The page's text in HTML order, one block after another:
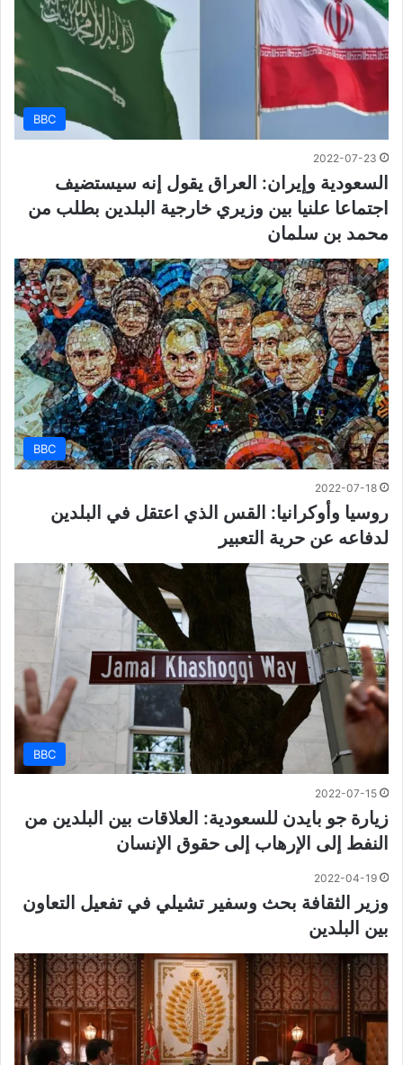
BBC
2022-07-23
السعودية وإيران: العراق يقول إنه سيستضيف
اجتماعا علنيا بين وزيري خارجية البلدين بطلب من
محمد بن سلمان
BBC
2022-07-18
روسيا وأوكرانيا: القس الذي اعتقل في البلدين
لدفاعه عن حرية التعبير
BBC
2022-07-15
زيارة جو بايدن للسعودية: العلاقات بين البلدين من
النفط إلى الإرهاب إلى حقوق الإنسان
2022-04-19
وزير الثقافة بحث وسفير تشيلي في تفعيل التعاون
بين البلدين